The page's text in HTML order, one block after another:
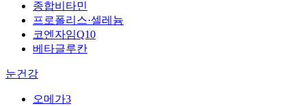
종합비타민
프로폴리스·셀레늄
코엔자임Q10
베타글루칸
눈건강
오메가3